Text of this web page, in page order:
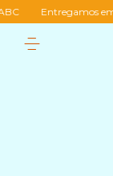
Entregamos